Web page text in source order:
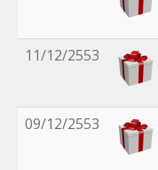
11/12/2553
09/12/2553